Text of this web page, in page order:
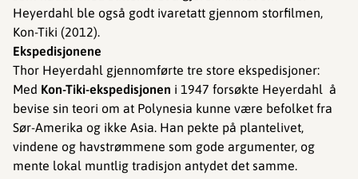
Heyerdahl ble også godt ivaretatt gjennom storfilmen,
Kon-Tiki (2012).
Ekspedisjonene
Thor Heyerdahl gjennomførte tre store ekspedisjoner:
Med Kon-Tiki-ekspedisjonen i 1947 forsøkte Heyerdahl å
bevise sin teori om at Polynesia kunne være befolket fra
Sør-Amerika og ikke Asia. Han pekte på plantelivet,
vindene og havstrømmene som gode argumenter, og
mente lokal muntlig tradisjon antydet det samme.